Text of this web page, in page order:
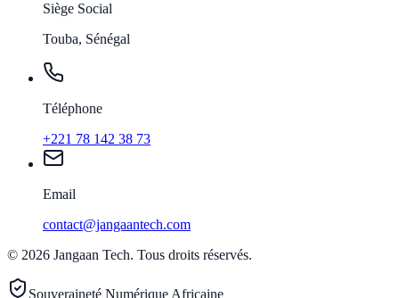
Siège Social
Touba, Sénégal
Téléphone
+221 78 142 38 73
Email
contact@jangaantech.com
© 2026 Jangaan Tech. Tous droits réservés.
Souveraineté Numérique Africaine